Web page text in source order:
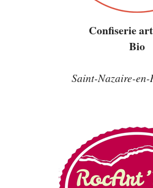
Confiserie
Bio
Saint-Nazaire-en-